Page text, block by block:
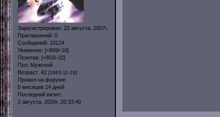
Зарегистрирован: 22 августа, 2007г.
Приглашений: 0
Сообщений: 10124
Уважение: [+869/-16]
Позитив: [+803/-22]
Пол: Мужской
Возраст: 42 [1983-11-18]
Провел на форуме:
5 месяцев 14 дней
Последний визит:
2 августа, 2026г. 20:33:40